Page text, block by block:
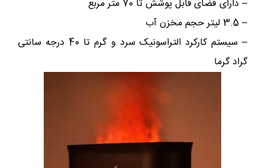
– دارای فضای قابل پوشش تا 70 متر مربع
– 3.5 لیتر حجم مخزن آب
– سیستم کارکرد التراسونیک سرد و گرم تا 40 درجه سانتی
گراد گرما